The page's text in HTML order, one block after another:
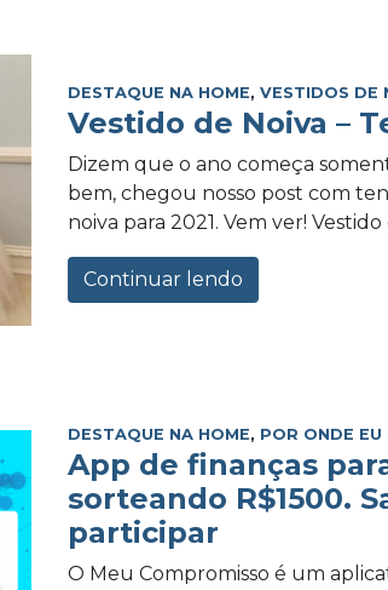
DESTAQUE NA HOME,VESTIDOS DE
Vestido de Noiva –
Dizem que o ano começa
bem, chegou nosso post com
noiva para 2021. Vem ver! Vestido
Continuar lendo
DESTAQUE NA HOME, POR ONDE EU
App de finanças
sorteando R$1500.
participar
O Meu Compromisso é um